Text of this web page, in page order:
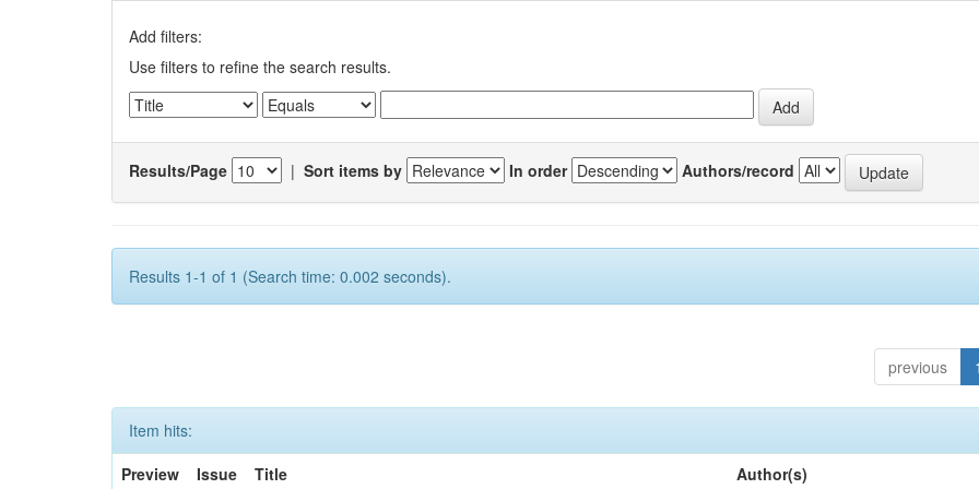
Add filters:
Use filters to refine the search results.
Results/Page | Sort items by In order Authors/record
Results 1-1 of 1 (Search time: 0.002 seconds).
previous 1
Item hits:
Preview
Issue
Title Author(s)